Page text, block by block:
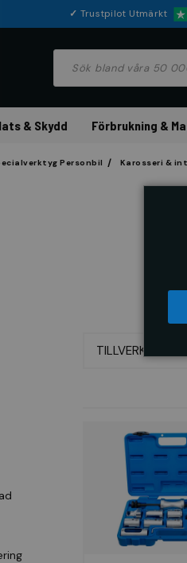
✓ Trustpilot Utmärkt
& Skydd Förbrukning &
Personbil Karosseri &
TILLVERKARE